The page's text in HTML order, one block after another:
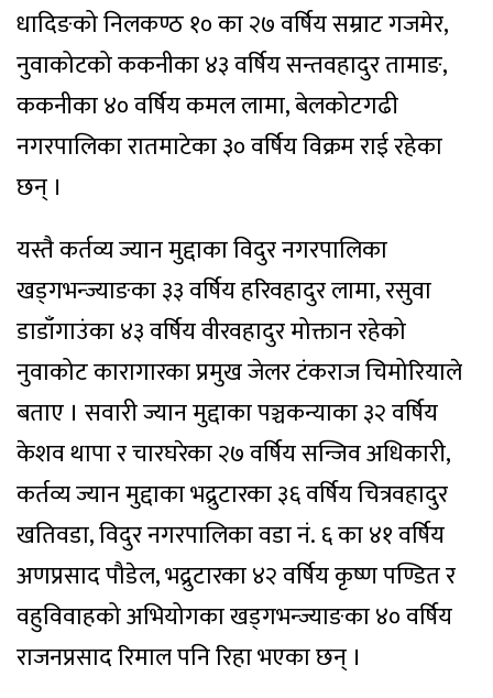
धादिङको निलकण्ठ १० का २७ वर्षिय सम्राट गजमेर,
नुवाकोटको ककनीका ४३ वर्षिय सन्तवहादुर तामाङ,
ककनीका ४० वर्षिय कमल लामा, बेलकोटगढी
नगरपालिका रातमाटेका ३० वर्षिय विक्रम राई रहेका
छन् ।
यस्तै कर्तव्य ज्यान मुद्दाका विदुर नगरपालिका
खड्गभन्ज्याङका ३३ वर्षिय हरिवहादुर लामा, रसुवा
डाडाँगाउंका ४३ वर्षिय वीरवहादुर मोक्तान रहेको
नुवाकोट कारागारका प्रमुख जेलर टंकराज चिमोरियाले
बताए । सवारी ज्यान मुद्दाका पञ्चकन्याका ३२ वर्षिय
केशव थापा र चारघरेका २७ वर्षिय सन्जिव अधिकारी,
कर्तव्य ज्यान मुद्दाका भद्रुटारका ३६ वर्षिय चित्रवहादुर
खतिवडा, विदुर नगरपालिका वडा नं. ६ का ४१ वर्षिय
अणप्रसाद पौडेल, भद्रुटारका ४२ वर्षिय कृष्ण पण्डित र
वहुविवाहको अभियोगका खड्गभन्ज्याङका ४० वर्षिय
राजनप्रसाद रिमाल पनि रिहा भएका छन् ।